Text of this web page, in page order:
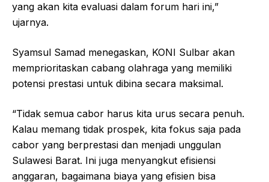
yang akan kita evaluasi dalam forum hari ini,”
ujarnya.
Syamsul Samad menegaskan, KONI Sulbar akan
memprioritaskan cabang olahraga yang memiliki
potensi prestasi untuk dibina secara maksimal.
“Tidak semua cabor harus kita urus secara penuh.
Kalau memang tidak prospek, kita fokus saja pada
cabor yang berprestasi dan menjadi unggulan
Sulawesi Barat. Ini juga menyangkut efisiensi
anggaran, bagaimana biaya yang efisien bisa